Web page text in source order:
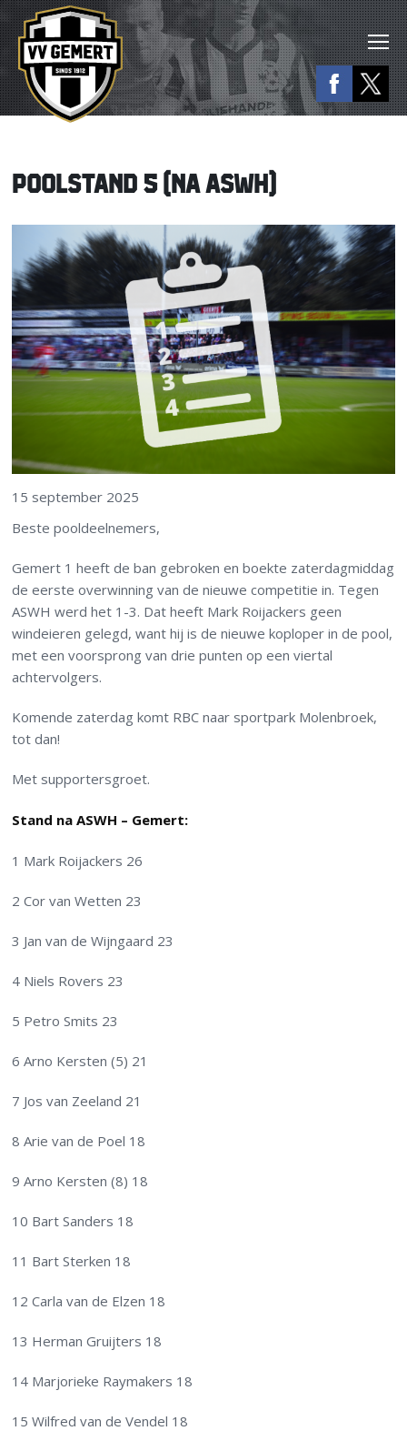
POOLSTAND 5 (NA ASWH)
15 september 2025
Beste pooldeelnemers,
Gemert 1 heeft de ban gebroken en boekte zaterdagmiddag
de eerste overwinning van de nieuwe competitie in. Tegen
ASWH werd het 1-3. Dat heeft Mark Roijackers geen
windeieren gelegd, want hij is de nieuwe koploper in de pool,
met een voorsprong van drie punten op een viertal
achtervolgers.
Komende zaterdag komt RBC naar sportpark Molenbroek,
tot dan!
Met supportersgroet.
Stand na ASWH – Gemert:
1 Mark Roijackers 26
2 Cor van Wetten 23
3 Jan van de Wijngaard 23
4 Niels Rovers 23
5 Petro Smits 23
6 Arno Kersten (5) 21
7 Jos van Zeeland 21
8 Arie van de Poel 18
9 Arno Kersten (8) 18
10 Bart Sanders 18
11 Bart Sterken 18
12 Carla van de Elzen 18
13 Herman Gruijters 18
14 Marjorieke Raymakers 18
15 Wilfred van de Vendel 18